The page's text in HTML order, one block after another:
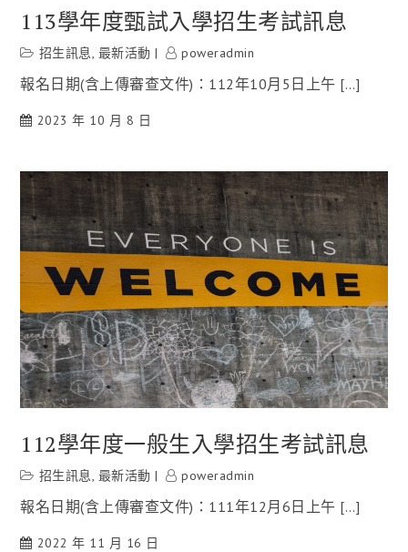
113學年度甄試入學招生考試訊息
招生訊息, 最新活動 poweradmin
報名日期(含上傳審查文件)：112年10月5日上午 […]
2023 年 10 月 8 日
112學年度一般生入學招生考試訊息
招生訊息 最新活動 poweradmin
報名日期(含上傳審查文件)：111年12月6日上午 […]
2022 年 11 月 16 日